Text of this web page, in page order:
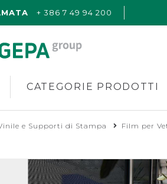
+ 386 7 49 94 200
CATEGORIE PRODOTTI
e Supporti di Stampa Film per